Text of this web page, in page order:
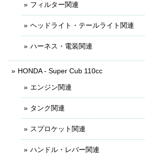
フィルター関連
ヘッドライト・テールライト関連
ハーネス・電装関連
HONDA - Super Cub 110cc
エンジン関連
タンク関連
スプロケット関連
ハンドル・レバー関連